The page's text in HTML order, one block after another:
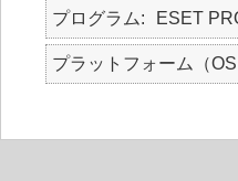
プログラム ESET
プラットフォーム（OS